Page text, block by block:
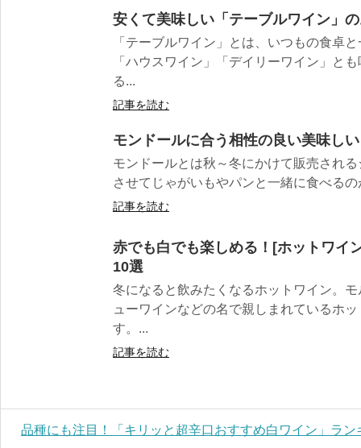
安くて美味しい「テーブルワイン」
「テーブルワイン」とは、いつもの食卓
「ハウスワイン」「デイリーワイン」と
る...
記事を読む
モンドールに合う相性の良い美味し
モンドールとは秋～冬にかけて販売され
させてじゃがいもやパンと一緒に食べる
記事を読む
赤でも白でも楽しめる！[ホットワイ
10選
冬になると飲みたくなるホットワイン。
ューワインなどの名で親しまれているホ
す。...
記事を読む
品種にも注目！「キリッと超辛口おすすめ白ワイン」ラン